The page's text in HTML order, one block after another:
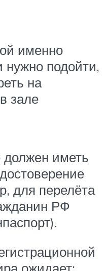
именно
нужно подойти,
на
зале
иметь
для перелёта
РФ